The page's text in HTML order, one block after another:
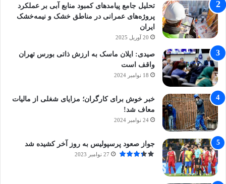
تحلیل جامع پیامدهای کمبود منابع آبی بر عملکرد
پروژه‌های عمرانی در مناطق خشک و نیمه‌خشک
ایران
20 آوریل 2025
صیدی: ایلان ماسک به ارزش ذاتی بورس تهران
واقف است
18 نوامبر 2024
خبر خوش برای کارگران؛ مزایای شغلی از مالیات
معاف شد!
24 نوامبر 2024
جواز صعود پرسپولیس به روز آخر کشیده شد
27 نوامبر 2023